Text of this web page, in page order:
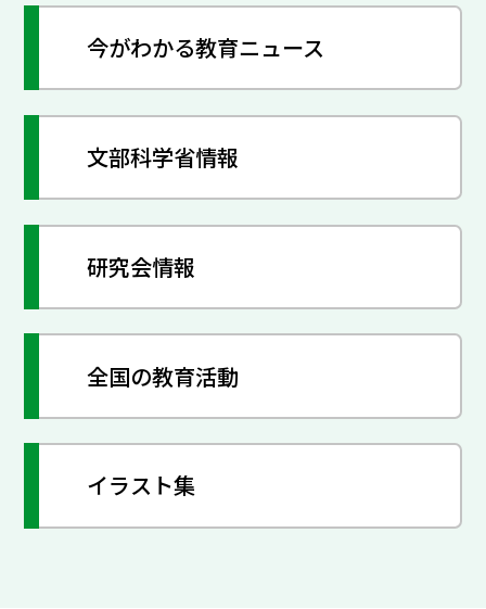
今がわかる教育ニュース
文部科学省情報
研究会情報
全国の教育活動
イラスト集